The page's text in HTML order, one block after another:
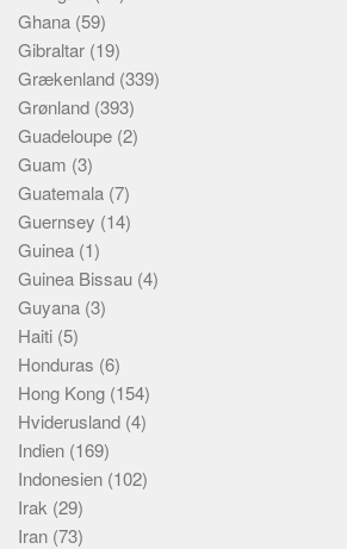
Ghana (59)
Gibraltar (19)
Grækenland (339)
Grønland (393)
Guadeloupe (2)
Guam (3)
Guatemala (7)
Guernsey (14)
Guinea (1)
Guinea Bissau (4)
Guyana (3)
Haiti (5)
Honduras (6)
Hong Kong (154)
Hviderusland (4)
Indien (169)
Indonesien (102)
Irak (29)
Iran (73)